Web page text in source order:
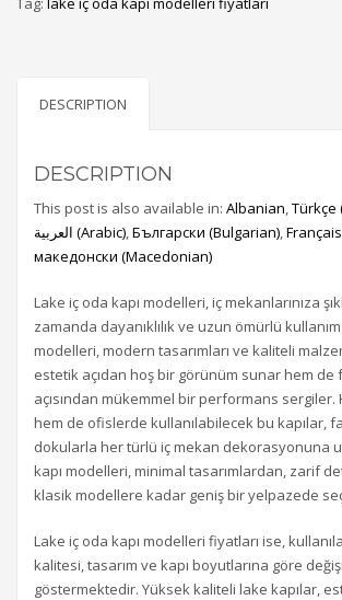
DESCRIPTION
DESCRIPTION
This post is also available in: Albanian Türkçe
العربية (Arabic) Български (Bulgarian) Français
македонски (Macedonian)
Lake iç oda kapı modelleri, iç mekanlarınıza
zamanda dayanıklılık ve uzun ömürlü
modelleri, modern tasarımları ve kaliteli
estetik açıdan hoş bir görünüm sunar hem
açısından mükemmel bir performans sergiler.
hem de ofislerde kullanılabilecek bu kapılar,
dokularla her türlü iç mekan dekorasyonuna
kapı modelleri, minimal tasarımlardan, zarif
klasik modellere kadar geniş bir yelpazede
Lake iç oda kapı modelleri fiyatları ise,
kalitesi, tasarım ve kapı boyutlarına göre
göstermektedir. Yüksek kaliteli lake kapılar,